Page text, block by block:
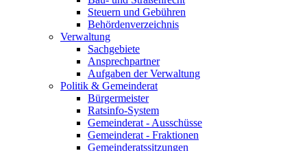
Steuern und Gebühren
Behördenverzeichnis
Verwaltung
Sachgebiete
Ansprechpartner
Aufgaben der Verwaltung
Politik & Gemeinderat
Bürgermeister
Ratsinfo-System
Gemeinderat - Ausschüsse
Gemeinderat - Fraktionen
Gemeinderatssitzungen